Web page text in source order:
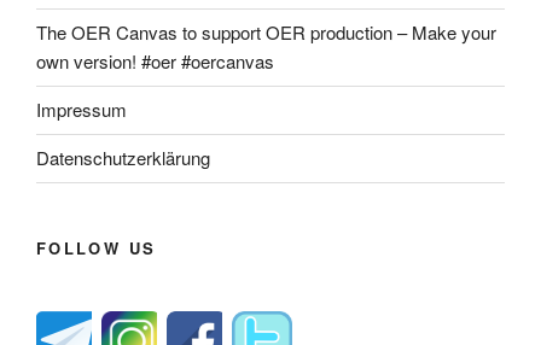
The OER Canvas to support OER production – Make your
own version! #oer #oercanvas
Impressum
Datenschutzerklärung
FOLLOW US